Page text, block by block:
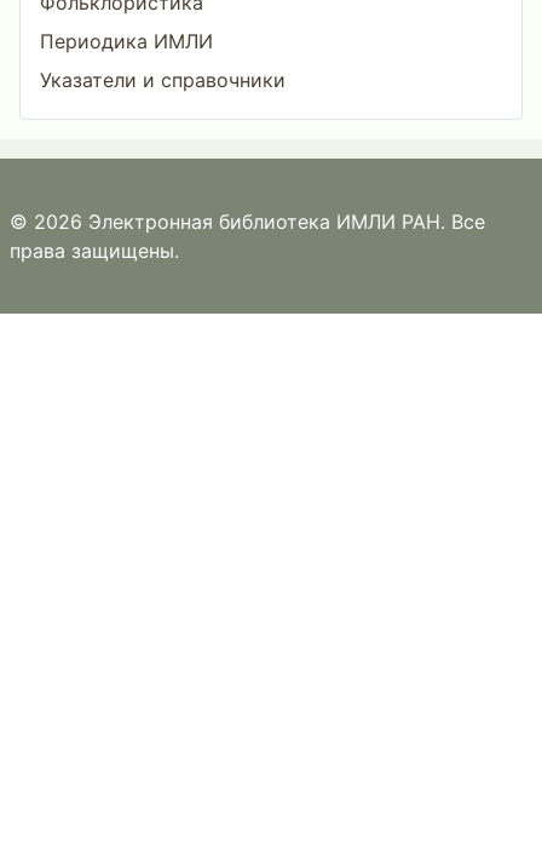
Периодика ИМЛИ
Указатели и справочники
© 2026 Электронная библиотека ИМЛИ РАН. Все
права защищены.